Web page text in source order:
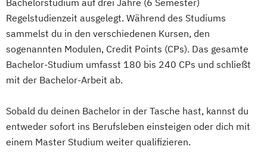
Mental Health
PR & Kommunikationsmanagement
Smart Engineering of Production
Technologies and Processes
Soziale Arbeit
Sozialpädagogik
Werbung und Markenführung
Corporate Governance and Management
Designing Digital Business
Film
TV und Media
Global Sales and Marketing
Handelsmanagement
Industrial Engineer
Integrales Gebäude- und
Energiemanagement
Bachelorstudium auf drei Jahre (6 Semester)
Regelstudienzeit ausgelegt. Während des Studiums
sammelst du in den verschiedenen Kursen, den
sogenannten Modulen, Credit Points (CPs). Das gesamte
Bachelor-Studium umfasst 180 bis 240 CPs und schließt
mit der Bachelor-Arbeit ab.
Sobald du deinen Bachelor in der Tasche hast, kannst du
entweder sofort ins Berufsleben einsteigen oder dich mit
einem Master Studium weiter qualifizieren.